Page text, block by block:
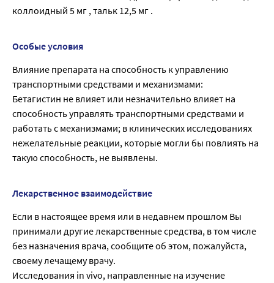
коллоидный 5 мг , тальк 12,5 мг .
Особые условия
Влияние препарата на способность к управлению
транспортными средствами и механизмами:
Бетагистин не влияет или незначительно влияет на
способность управлять транспортными средствами и
работать с механизмами; в клинических исследованиях
нежелательные реакции, которые могли бы повлиять на
такую способность, не выявлены.
Лекарственное взаимодействие
Если в настоящее время или в недавнем прошлом Вы
принимали другие лекарственные средства, в том числе
без назначения врача, сообщите об этом, пожалуйста,
своему лечащему врачу.
Исследования in vivo, направленные на изучение